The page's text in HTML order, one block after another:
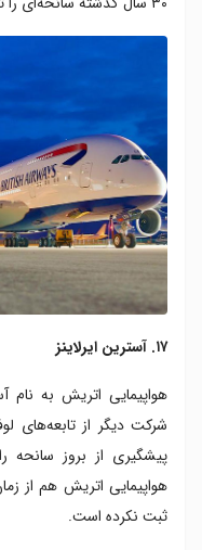
۱۷. آسترین ایرلاینز
شرکت دیگر از تابعه‌های
پیشگیری از بروز سانحه
هواپیمایی اتریش هم از
ثبت نکرده است.